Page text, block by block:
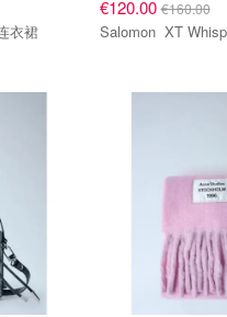
连衣裙
€120.00€160.00
Salomon XT